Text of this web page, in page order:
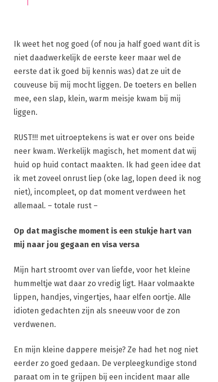
Ik weet het nog goed (of nou ja half goed want dit is
niet daadwerkelijk de eerste keer maar wel de
eerste dat ik goed bij kennis was) dat ze uit de
couveuse bij mij mocht liggen. De toeters en bellen
mee, een slap, klein, warm meisje kwam bij mij
liggen.
RUST!!! met uitroeptekens is wat er over ons beide
neer kwam. Werkelijk magisch, het moment dat wij
huid op huid contact maakten. Ik had geen idee dat
ik met zoveel onrust liep (oke lag, lopen deed ik nog
niet), incompleet, op dat moment verdween het
allemaal. – totale rust –
Op dat magische moment is een stukje hart van
mij naar jou gegaan en visa versa
Mijn hart stroomt over van liefde, voor het kleine
hummeltje wat daar zo vredig ligt. Haar volmaakte
lippen, handjes, vingertjes, haar elfen oortje. Alle
idioten gedachten zijn als sneeuw voor de zon
verdwenen.
En mijn kleine dappere meisje? Ze had het nog niet
eerder zo goed gedaan. De verpleegkundige stond
paraat om in te grijpen bij een incident maar alle